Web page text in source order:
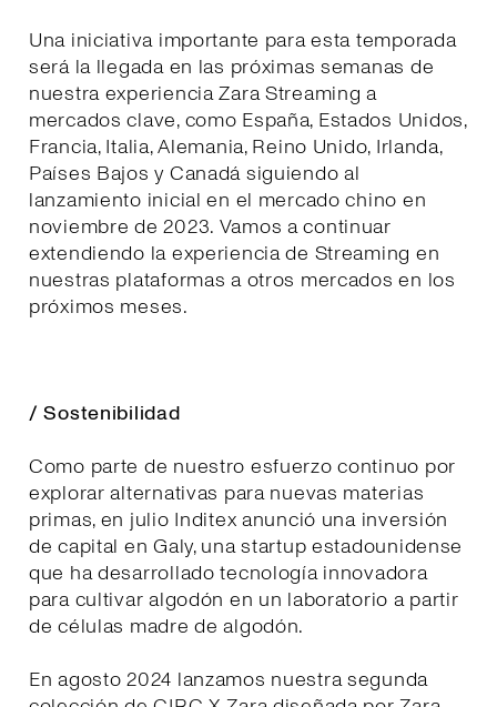
Una iniciativa importante para esta temporada
será la llegada en las próximas semanas de
nuestra experiencia Zara Streaming a
mercados clave, como España, Estados Unidos,
Francia, Italia, Alemania, Reino Unido, Irlanda,
Países Bajos y Canadá siguiendo al
lanzamiento inicial en el mercado chino en
noviembre de 2023. Vamos a continuar
extendiendo la experiencia de Streaming en
nuestras plataformas a otros mercados en los
próximos meses.
/ Sostenibilidad
Como parte de nuestro esfuerzo continuo por
explorar alternativas para nuevas materias
primas, en julio Inditex anunció una inversión
de capital en Galy, una startup estadounidense
que ha desarrollado tecnología innovadora
para cultivar algodón en un laboratorio a partir
de células madre de algodón.
En agosto 2024 lanzamos nuestra segunda